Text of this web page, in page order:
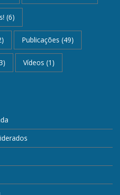
(6)
Publicações (49)
Vídeos (1)